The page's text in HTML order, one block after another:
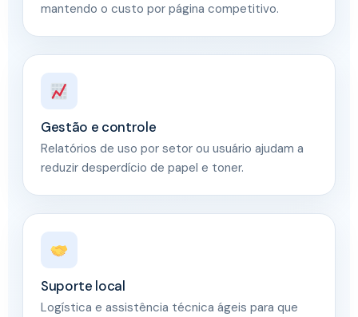
mantendo o custo por página competitivo.
Gestão e controle
Relatórios de uso por setor ou usuário ajudam a
reduzir desperdício de papel e toner.
Suporte local
Logística e assistência técnica ágeis para que